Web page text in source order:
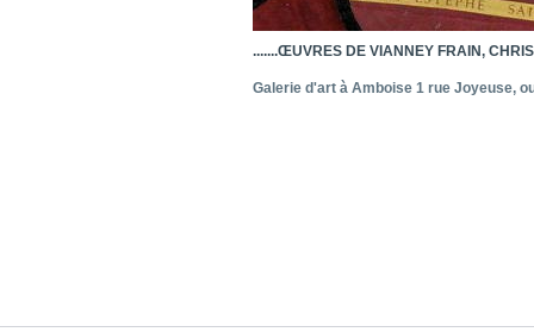
.......ŒUVRES DE VIANNEY FRAIN,
Galerie d'art à Amboise 1 rue Joyeuse,